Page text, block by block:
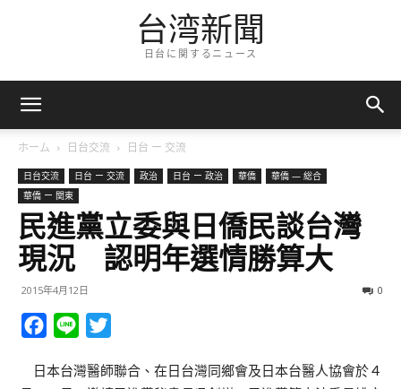
台湾新聞
日台に関するニュース
ホーム 日台交流 日台 ー 交流
日台交流 日台 ー 交流 政治 日台 ー 政治 華僑
華僑 — 総合
華僑 ー 関東
民進黨立委與日僑民談台灣
現況 認明年選情勝算大
2015年4月12日 0
Facebook
Line
日本台灣醫師聯合、在日台灣同鄉會及日本台醫人協會於４